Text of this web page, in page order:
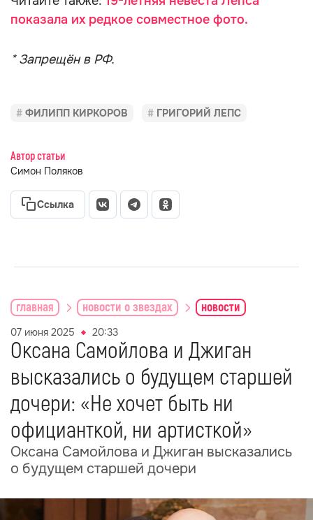
показала их редкое совместное фото.
* Запрещён в РФ.
ФИЛИПП КИРКОРОВ ГРИГОРИЙ ЛЕПС
Автор статьи
Симон Поляков
Ссылка
главная новости о звездах новости
07 июня 2025 20:33
Оксана Самойлова и Джиган
высказались о будущем старшей
дочери: «Не хочет быть ни
официанткой, ни артисткой»
Оксана Самойлова и Джиган высказались
о будущем старшей дочери